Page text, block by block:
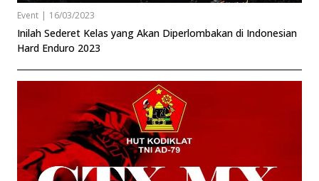
Event | 16/03/2023
Inilah Sederet Kelas yang Akan Diperlombakan di Indonesian
Hard Enduro 2023